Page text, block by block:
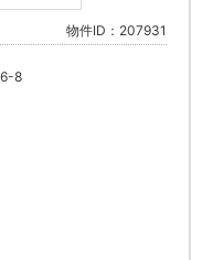
物件ID：207931
8